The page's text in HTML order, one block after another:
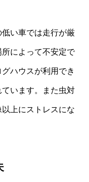
い車では走行が厳
によって不安定で
ハウスが利用でき
います。また虫対
上にストレスにな